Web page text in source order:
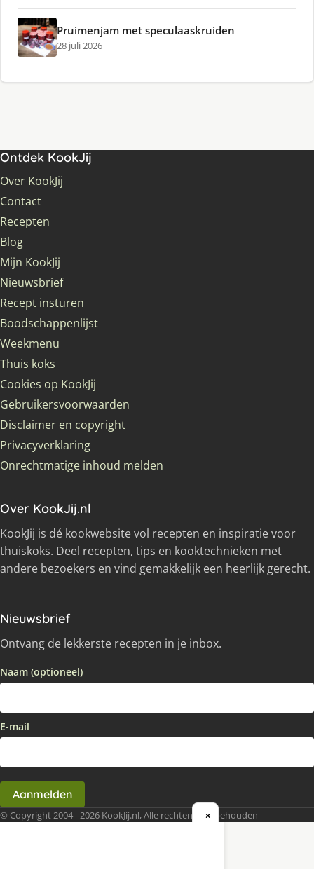
Pruimenjam met speculaaskruiden
28 juli 2026
Ontdek KookJij
Over KookJij
Contact
Recepten
Blog
Mijn KookJij
Nieuwsbrief
Recept insturen
Boodschappenlijst
Weekmenu
Thuis koks
Cookies op KookJij
Gebruikersvoorwaarden
Disclaimer en copyright
Privacyverklaring
Onrechtmatige inhoud melden
Over KookJij.nl
KookJij is dé kookwebsite vol recepten en inspiratie voor
thuiskoks. Deel recepten, tips en kooktechnieken met
andere bezoekers en vind gemakkelijk een heerlijk gerecht.
Nieuwsbrief
Ontvang de lekkerste recepten in je inbox.
Naam (optioneel)
E-mail
Aanmelden
© Copyright 2004 - 2026 KookJij.nl, Alle rechten voorbehouden
×